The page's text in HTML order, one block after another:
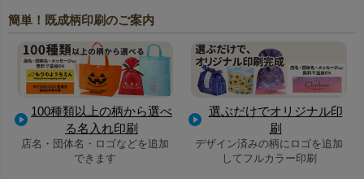
簡単！既成柄印刷のご案内
100種類以上の柄から選べ
る名入れ印刷
店名・団体名・ロゴなどを追加
できます
選ぶだけでオリジナル印
刷
デザイン済みの柄にロゴを追加
してフルカラー印刷